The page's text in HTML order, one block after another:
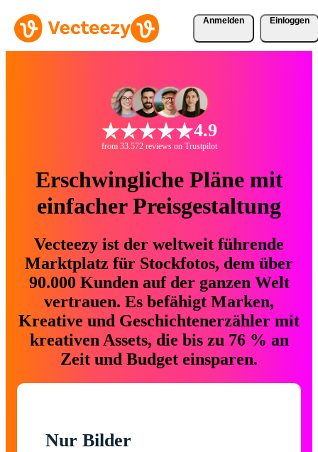
Anmelden Einloggen
4.9
from 33.572 reviews on Trustpilot
Erschwingliche Pläne mit
einfacher Preisgestaltung
Vecteezy ist der weltweit führende
Marktplatz für Stockfotos, dem über
90.000 Kunden auf der ganzen Welt
vertrauen. Es befähigt Marken,
Kreative und Geschichtenerzähler mit
kreativen Assets, die bis zu 76 % an
Zeit und Budget einsparen.
Nur Bilder